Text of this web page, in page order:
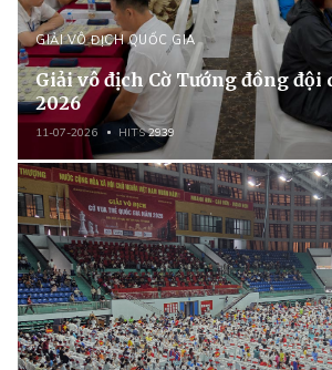
GIẢI VÔ ĐỊCH QUỐC GIA
Giải vô địch Cờ Tướng đồng đội
2026
11-07-2026 HITS2939